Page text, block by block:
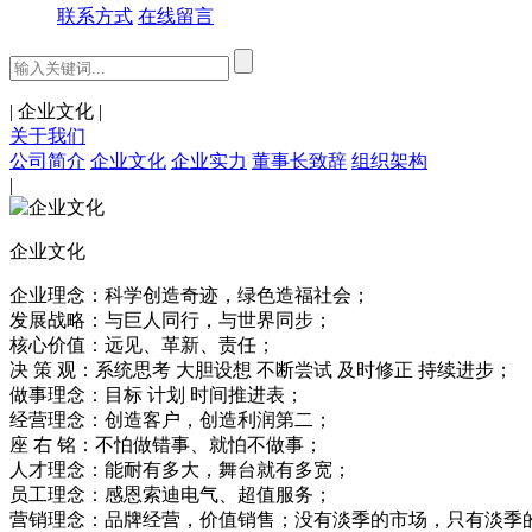
联系方式 在线留言
| 企业文化 |
关于我们
公司简介 企业文化 企业实力 董事长致辞 组织架构
|
企业文化
企业理念：科学创造奇迹，绿色造福社会；
发展战略：与巨人同行，与世界同步；
核心价值：远见、革新、责任；
决 策 观：系统思考 大胆设想 不断尝试 及时修正 持续进步；
做事理念：目标 计划 时间推进表；
经营理念：创造客户，创造利润第二；
座 右 铭：不怕做错事、就怕不做事；
人才理念：能耐有多大，舞台就有多宽；
员工理念：感恩索迪电气、超值服务；
营销理念：品牌经营，价值销售；没有淡季的市场，只有淡季